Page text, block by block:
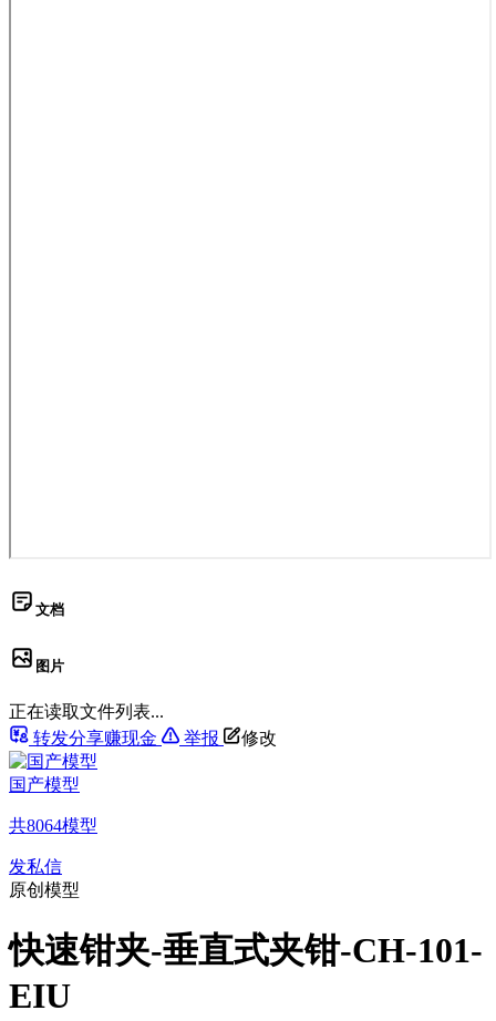
文档
图片
正在读取文件列表...
转发分享赚现金
举报 修改
国产模型
共8064模型
发私信
原创模型
快速钳夹-垂直式夹钳-CH-101-
EIU